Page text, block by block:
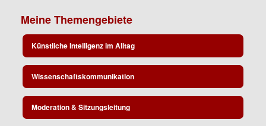
Meine Themengebiete
Künstliche Intelligenz im Alltag
Wissenschaftskommunikation
Moderation & Sitzungsleitung